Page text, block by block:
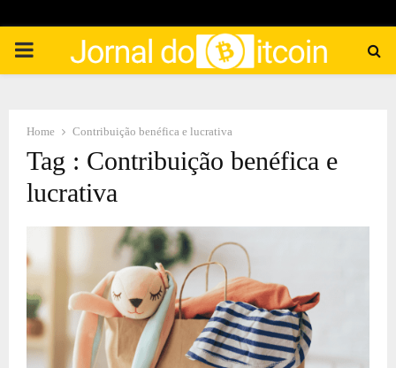
PRIMARY
Home Contribuição benéfica e lucrativa
Tag : Contribuição benéfica e
lucrativa